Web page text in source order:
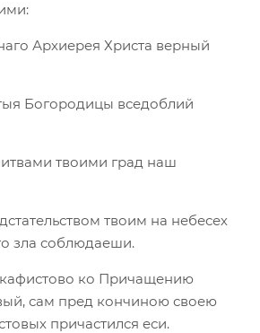
Архиерея Христа верный
Богородицы вседоблий
твоими град наш
твоим на небесех
зла соблюдаеши.
ко Причащению
сам пред кончиною своею
причастился еси.